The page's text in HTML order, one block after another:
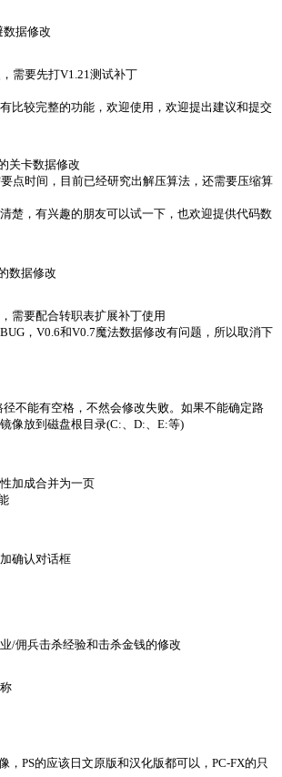
据修改
需要先打V1.21测试补丁
比较完整的功能，欢迎使用，欢迎提出建议和提交
关卡数据修改
点时间，目前已经研究出解压算法，还需要压缩算
楚，有兴趣的朋友可以试一下，也欢迎提供代码数
数据修改
需要配合转职表扩展补丁使用
，V0.6和V0.7魔法数据修改有问题，所以取消下
不能有空格，不然会修改失败。如果不能确定路
像放到磁盘根目录(C:、D:、E:等)
加成合并为一页
确认对话框
/佣兵击杀经验和击杀金钱的修改
，PS的应该日文原版和汉化版都可以，PC-FX的只